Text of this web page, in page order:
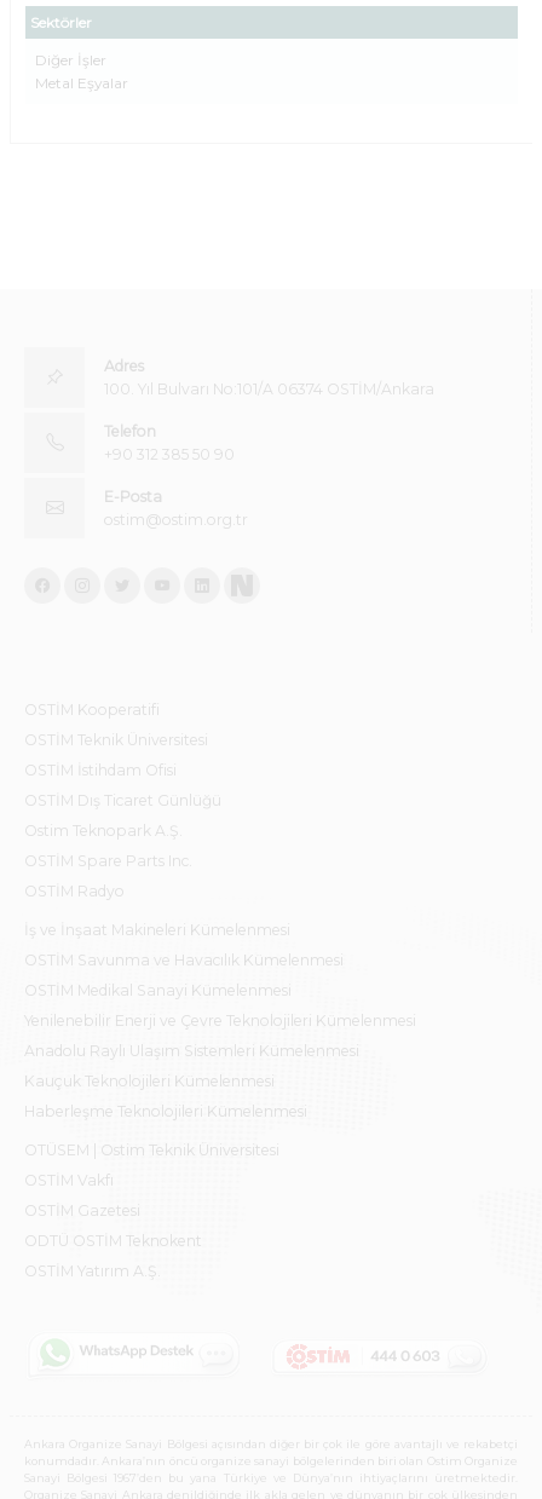
Sektörler
Diğer İşler
Metal Eşyalar
Adres
100. Yıl Bulvarı No:101/A 06374 OSTİM/Ankara
Telefon
+90 312 385 50 90
E-Posta
ostim@ostim.org.tr
OSTİM Kooperatifi
OSTİM Teknik Üniversitesi
OSTİM İstihdam Ofisi
OSTİM Dış Ticaret Günlüğü
Ostim Teknopark A.Ş.
OSTİM Spare Parts Inc.
OSTİM Radyo
İş ve İnşaat Makineleri Kümelenmesi
OSTİM Savunma ve Havacılık Kümelenmesi
OSTİM Medikal Sanayi Kümelenmesi
Yenilenebilir Enerji ve Çevre Teknolojileri Kümelenmesi
Anadolu Raylı Ulaşım Sistemleri Kümelenmesi
Kauçuk Teknolojileri Kümelenmesi
Haberleşme Teknolojileri Kümelenmesi
OTÜSEM | Ostim Teknik Üniversitesi
OSTİM Vakfı
OSTİM Gazetesi
ODTÜ OSTİM Teknokent
OSTİM Yatırım A.Ş.
Ankara Organize Sanayi Bölgesi açısından diğer bir çok ile göre avantajlı ve rekabetçi
konumdadır. Ankara’nın öncü organize sanayi bölgelerinden biri olan Ostim Organize
Sanayi Bölgesi 1967’den bu yana Türkiye ve Dünya’nın ihtiyaçlarını üretmektedir.
Organize Sanayi Ankara denildiğinde ilk akla gelen ve dünyanın bir çok ülkesinden